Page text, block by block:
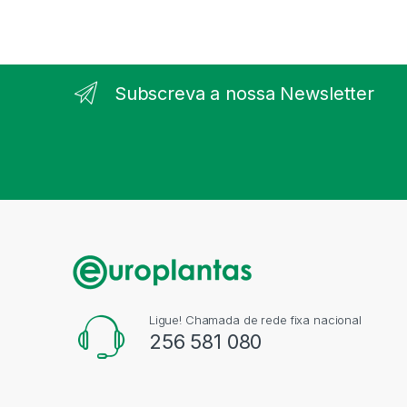
Subscreva a nossa Newsletter
Ligue! Chamada de rede fixa nacional
256 581 080